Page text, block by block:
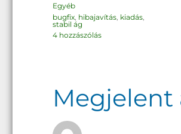
Kategória
Egyéb
Címke
bugfix hibajavítás kiadás
stabil ág
4 hozzászólásLibreOffice
Megjelent